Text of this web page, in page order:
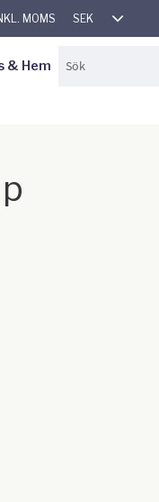
MOMS SEK
& Hem